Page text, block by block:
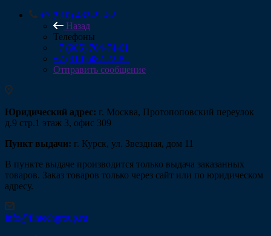
+7 (910) 482-22-82
Назад
Телефоны
+7 (985) 764-74-61
+7 (910) 482-22-82
Отправить сообщение
Юридический адрес: г. Москва, Протопоповский переулок
д.9 стр.1 этаж 3, офис 309
Пункт выдачи: г. Курск, ул. Звездная, дом 11
В пункте выдаче производится только выдача заказанных
товаров. Заказ товаров только через сайт или по юридическом
адресу.
info@fintechgroup.ru